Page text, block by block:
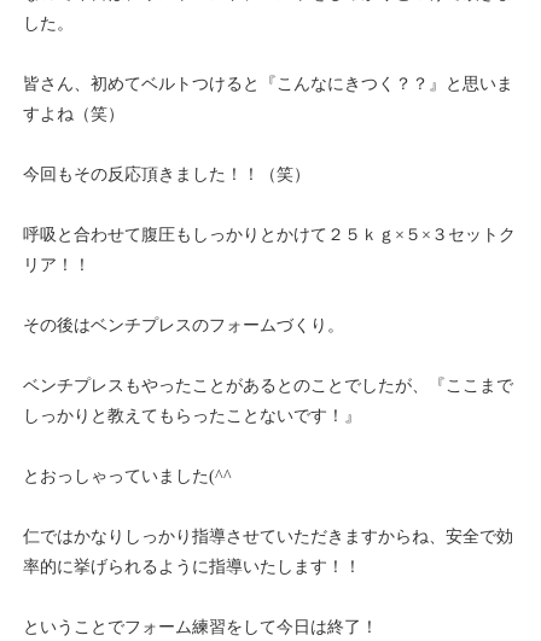
した。
皆さん、初めてベルトつけると『こんなにきつく？？』と思いま
すよね（笑）
今回もその反応頂きました！！（笑）
呼吸と合わせて腹圧もしっかりとかけて２５ｋｇ×５×３セットク
リア！！
その後はベンチプレスのフォームづくり。
ベンチプレスもやったことがあるとのことでしたが、『ここまで
しっかりと教えてもらったことないです！』
とおっしゃっていました(^^
仁ではかなりしっかり指導させていただきますからね、安全で効
率的に挙げられるように指導いたします！！
ということでフォーム練習をして今日は終了！